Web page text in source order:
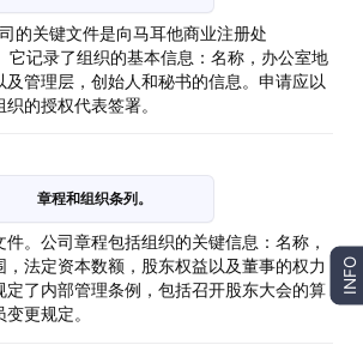
的关键文件是向马耳他商业注册处
它记录了组织的基本信息：名称，办公室地
及管理层，创始人和秘书的信息。申请应以
的授权代表签署。
章程和组织条列。
。公司章程包括组织的关键信息：名称，
，法定资本数额，股东权益以及董事的权力
定了内部管理条例，包括召开股东大会的算
更规定。
INFO